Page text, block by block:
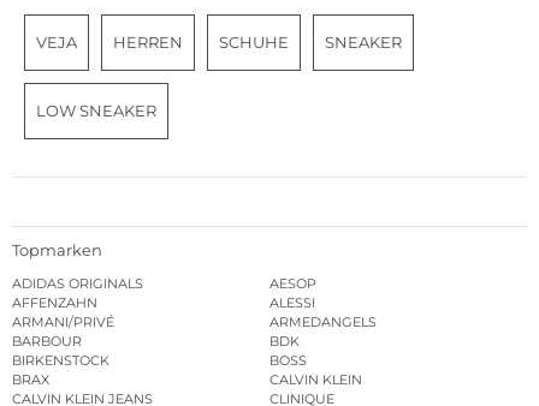
VEJA HERREN SCHUHE SNEAKER
LOW SNEAKER
Topmarken
ADIDAS ORIGINALS
AESOP
AFFENZAHN
ALESSI
ARMANI/PRIVÉ
ARMEDANGELS
BARBOUR
BDK
BIRKENSTOCK
BOSS
BRAX
CALVIN KLEIN
CALVIN KLEIN JEANS
CLINIQUE